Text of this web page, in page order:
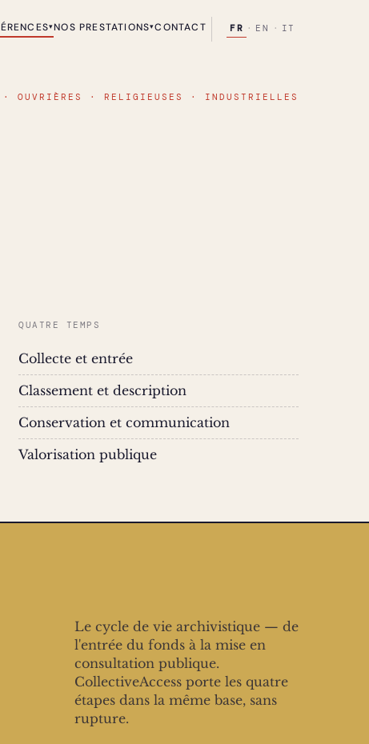
▾NOS PRESTATIONS▾CONTACT FR · EN · IT
OUVRIÈRES · RELIGIEUSES · INDUSTRIELLES
QUATRE TEMPS
Collecte et entrée
Classement et description
Conservation et communication
Valorisation publique
Le cycle de vie archivistique — de
l'entrée du fonds à la mise en
consultation publique.
CollectiveAccess porte les quatre
étapes dans la même base, sans
rupture.